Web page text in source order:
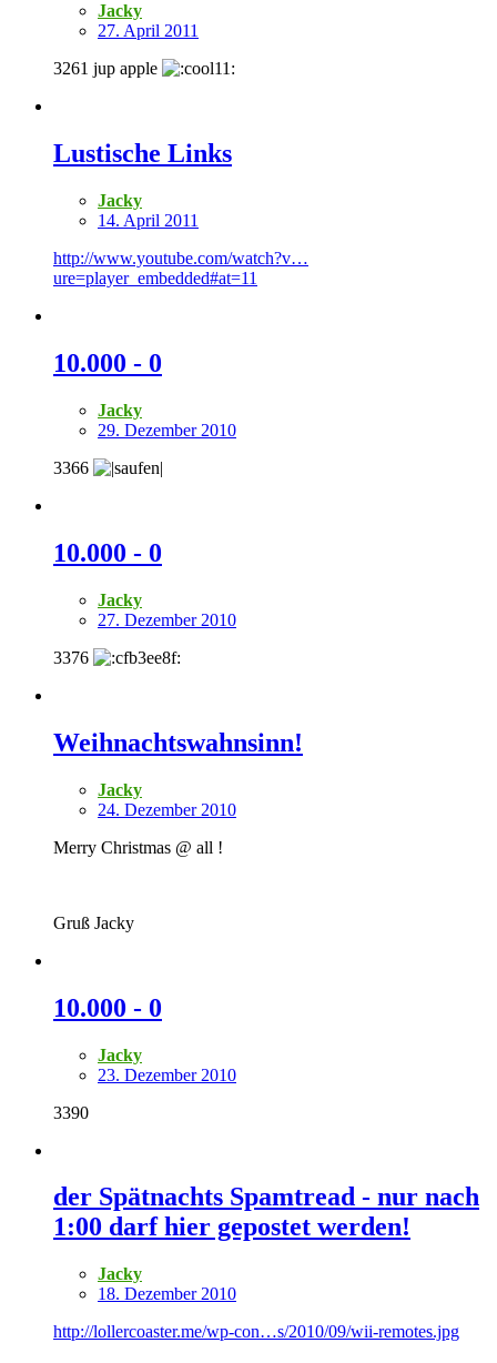
Jacky
27. April 2011
3261 jup apple
Lustische Links
Jacky
14. April 2011
http://www.youtube.com/watch?v…
ure=player_embedded#at=11
10.000 - 0
Jacky
29. Dezember 2010
3366
10.000 - 0
Jacky
27. Dezember 2010
3376
Weihnachtswahnsinn!
Jacky
24. Dezember 2010
Merry Christmas @ all !
Gruß Jacky
10.000 - 0
Jacky
23. Dezember 2010
3390
der Spätnachts Spamtread - nur nach
1:00 darf hier gepostet werden!
Jacky
18. Dezember 2010
http://lollercoaster.me/wp-con…s/2010/09/wii-remotes.jpg